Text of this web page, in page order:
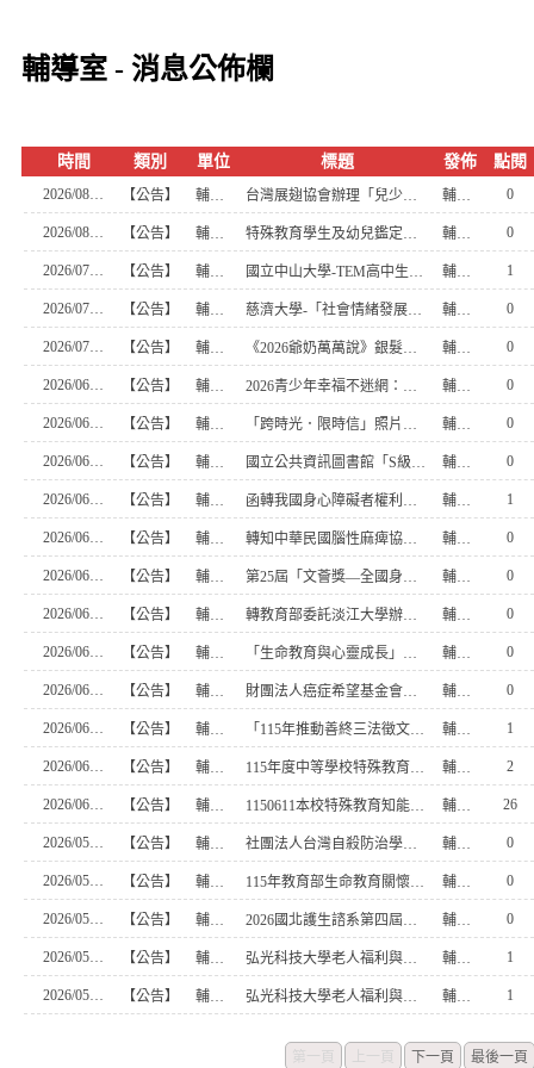
輔導室 - 消息公佈欄
時間 類別 單位 標題 發佈 點閱
2026/08/06 【公告】 輔導室 台灣展翅協會辦理「兒少上線中，登入我們的社群時代！」2026兒少培力工作坊 輔導室 0
2026/08/06 【公告】 輔導室 特殊教育學生及幼兒鑑定辦法說明手冊 輔導室 0
2026/07/31 【公告】 輔導室 國立中山大學-TEM高中生職涯發展線上系列講座 輔導室 1
2026/07/29 【公告】 輔導室 慈濟大學-「社會情緒發展與生命教育學術研討會」 輔導室 0
2026/07/28 【公告】 輔導室 《2026爺奶萬萬說》銀髮脫口秀－老朋友，有點奇怪？ 輔導室 0
2026/06/25 【公告】 輔導室 2026青少年幸福不迷網：週末關機親子營隊 輔導室 0
2026/06/25 【公告】 輔導室 「跨時光．限時信」照片、短文徵件活動 輔導室 0
2026/06/24 【公告】 輔導室 國立公共資訊圖書館「S級職夢者學院──實境解謎暨抽獎活動」 輔導室 0
2026/06/18 【公告】 輔導室 函轉我國身心障礙者權利公約（CRPD）第三次國家報告條約專要文件及附件英文版 輔導室 1
2026/06/18 【公告】 輔導室 轉知中華民國腦性麻痺協會擬辦理 「115年度大專校院腦性痲痺及肢體障礙學生成長夏令營」 輔導室 0
2026/06/18 【公告】 輔導室 第25屆「文薈獎—全國身心障礙者文藝獎」徵件簡章 輔導室 0
2026/06/18 【公告】 輔導室 轉教育部委託淡江大學辦理115年度視障電腦教育訓練（暑假課程）實施計畫 輔導室 0
2026/06/17 【公告】 輔導室 「生命教育與心靈成長」心得寫作徵文活動 輔導室 0
2026/06/17 【公告】 輔導室 財團法人癌症希望基金會「癌友家庭親子營」活動 輔導室 0
2026/06/10 【公告】 輔導室 「115年推動善終三法徵文活動」及「115年病人自主權利圖文創作競賽活動」 輔導室 1
2026/06/04 【公告】 輔導室 115年度中等學校特殊教育身心障礙組在職教師加註「認知與學習需求」次專長學分班 輔導室 2
2026/06/03 【公告】 輔導室 1150611本校特殊教育知能研習，歡迎有興趣民眾報名參加 輔導室 26
2026/05/29 【公告】 輔導室 社團法人台灣自殺防治學會舉辦2026年世界自殺防治日新詩徵件活動 輔導室 0
2026/05/29 【公告】 輔導室 115年教育部生命教育關懷與推廣短片競賽 輔導室 0
2026/05/29 【公告】 輔導室 2026國北護生諮系第四屆心理營-心動時分與你相癒 輔導室 0
2026/05/19 【公告】 輔導室 弘光科技大學老人福利與長期照顧事業系「115學年進修部獨立招生及說明會」 輔導室 1
2026/05/19 【公告】 輔導室 弘光科技大學老人福利與長期照顧事業系「這系我可以！一日開箱體驗營」 輔導室 1
最後一頁
下一頁
上一頁
第一頁